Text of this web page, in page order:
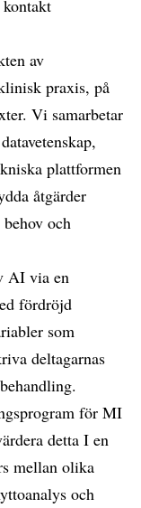
av
praxis, på
Vi samarbetar
plattformen
åtgärder
och
AI via en
fördröjd
som
deltagarnas
för MI
detta I en
mellan olika
och